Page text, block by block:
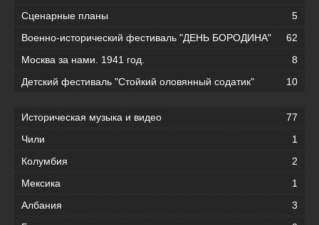
Сценарные планы
5
Военно-исторический фестиваль "ДЕНЬ БОРОДИНА"
62
Москва за нами. 1941 год.
8
Детский фестиваль "Стойкий оловянный содатик"
10
Историческая музыка и видео
77
Чили
1
Колумбия
2
Мексика
1
Албания
3